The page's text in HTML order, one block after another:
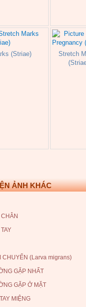
(Striae)
Stretch
ẢNH KHÁC
CHUYỂN (Larva migrans)
GẶP NHẤT
GẶP Ở MẶT
MIỆNG